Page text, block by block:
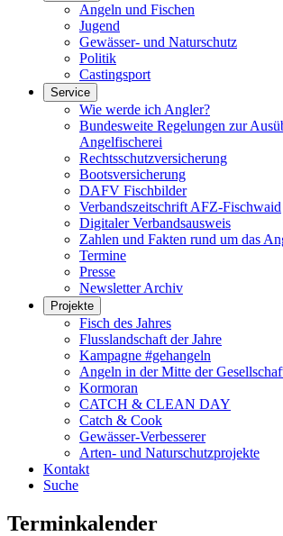
Angeln und Fischen
Jugend
Gewässer- und Naturschutz
Politik
Castingsport
Service
Wie werde ich Angler?
Bundesweite Regelungen zur
Angelfischerei
Rechtsschutzversicherung
Bootsversicherung
DAFV Fischbilder
Verbandszeitschrift AFZ-Fischwaid
Digitaler Verbandsausweis
Zahlen und Fakten rund um das
Termine
Presse
Newsletter Archiv
Projekte
Fisch des Jahres
Flusslandschaft der Jahre
Kampagne #gehangeln
Angeln in der Mitte der
Kormoran
CATCH & CLEAN DAY
Catch & Cook
Gewässer-Verbesserer
Arten- und Naturschutzprojekte
Kontakt
Suche
Terminkalender